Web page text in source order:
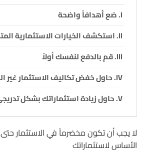
ضع أهدافاً واضحة
استكشف الخيارات الاستثمارية
قم بالدفع لنفسك أولاً
حاول خفض تكاليف الاستثمار غير
حاول زيادة استثماراتك بشكل
لا يجب أن تكون مخضرماً في الاستثمار
الأساس لاستثماراتك